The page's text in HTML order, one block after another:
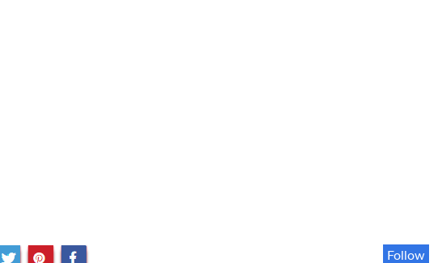
Follow